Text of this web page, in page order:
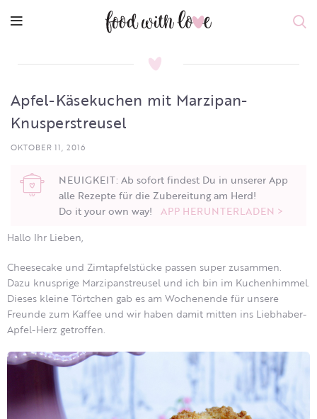
Apfel-Käsekuchen mit Marzipan-
Knusperstreusel
OKTOBER 11, 2016
NEUIGKEIT: Ab sofort findest Du in unserer App
alle Rezepte für die Zubereitung am Herd!
Do it your own way! APP HERUNTERLADEN >
Hallo Ihr Lieben,
Cheesecake und Zimtapfelstücke passen super zusammen.
Dazu knusprige Marzipanstreusel und ich bin im Kuchenhimmel.
Dieses kleine Törtchen gab es am Wochenende für unsere
Freunde zum Kaffee und wir haben damit mitten ins Liebhaber-
Apfel-Herz getroffen.